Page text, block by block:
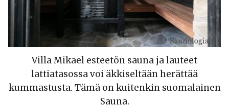
Villa Mikael esteetön sauna ja lauteet
lattiatasossa voi äkkiseltään herättää
kummastusta. Tämä on kuitenkin suomalainen
Sauna.